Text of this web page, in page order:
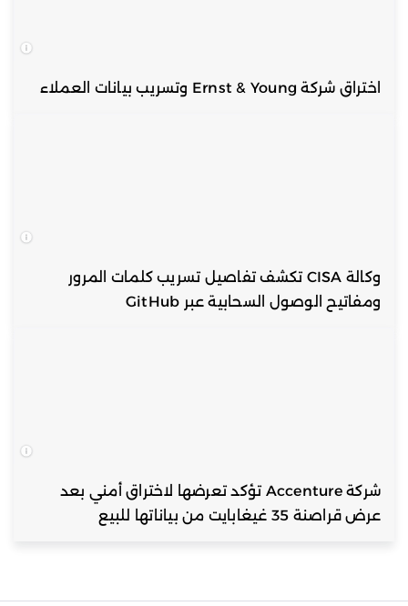
اختراق شركة Ernst & Young وتسريب بيانات العملاء
وكالة CISA تكشف تفاصيل تسريب كلمات المرور
ومفاتيح الوصول السحابية عبر GitHub
شركة Accenture تؤكد تعرضها لاختراق أمني بعد
عرض قراصنة 35 غيغابايت من بياناتها للبيع